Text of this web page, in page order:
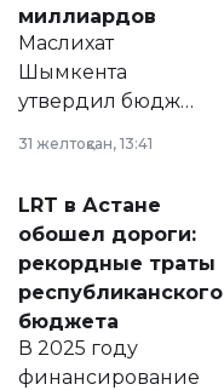
миллиардов
Маслихат
Шымкента
утвердил бюджет
2028 годы.
документ
появился в базе
нормативных
правовых актов и
на сайте маслихат
города.
31 желтоқсан, 13:41
LRT в Астане
обошел дороги:
рекордные траты
республиканского
бюджета
В 2025 году
финансирование